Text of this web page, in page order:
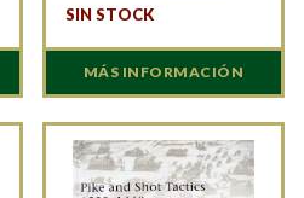
SIN STOCK
MÁS INFORMACIÓN